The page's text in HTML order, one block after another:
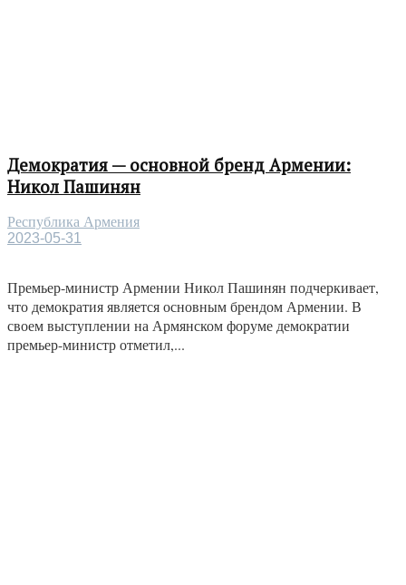
Демократия — основной бренд Армении:
Никол Пашинян
Республика Армения
2023-05-31
Премьер-министр Армении Никол Пашинян подчеркивает,
что демократия является основным брендом Армении. В
своем выступлении на Армянском форуме демократии
премьер-министр отметил,...